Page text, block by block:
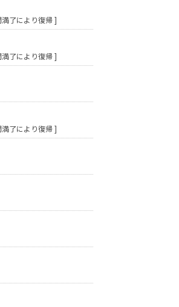
了により復帰 ]
了により復帰 ]
了により復帰 ]